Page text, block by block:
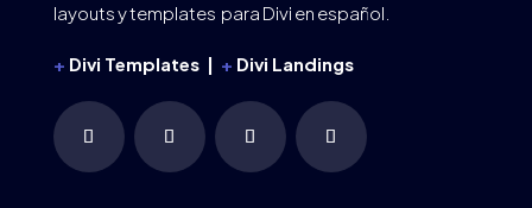
layouts y templates para Divi en español.
+ Divi Templates | + Divi Landings